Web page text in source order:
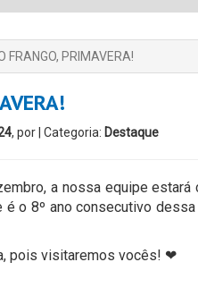
FRANGO, PRIMAVERA!
, por | Categoria: Destaque
a nossa equipe
é o 8º ano consecutivo
pois visitaremos vocês! ❤